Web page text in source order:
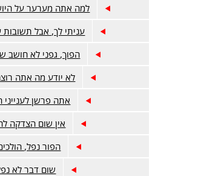
למה אתה מערער על
עניתי לך, אבל תשובות
הפוך, גפני לא חושב
לא יודע מה אתה
אתה פרשן לענייני
אין שום הצדקה
הפור נפל,
שום דבר לא